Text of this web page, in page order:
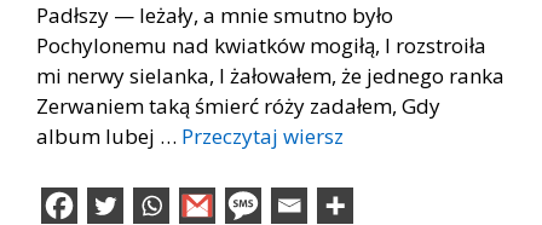
Padłszy — leżały, a mnie smutno było
Pochylonemu nad kwiatków mogiłą, I rozstroiła
mi nerwy sielanka, I żałowałem, że jednego ranka
Zerwaniem taką śmierć róży zadałem, Gdy
album lubej … Przeczytaj wiersz